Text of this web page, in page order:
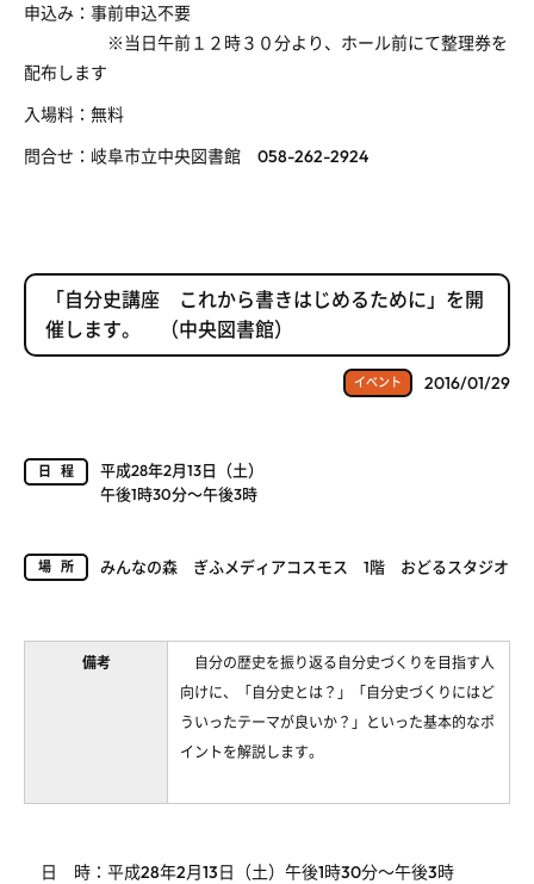
申込み：事前申込不要
※当日午前１２時３０分より、ホール前にて整理券を
配布します
入場料：無料
問合せ：岐阜市立中央図書館 058-262-2924
「自分史講座 これから書きはじめるために」を開
催します。 （中央図書館）
イベント 2016/01/29
日程
平成28年2月13日（土）
午後1時30分～午後3時
場所 みんなの森 ぎふメディアコスモス 1階 おどるスタジオ
備考
自分の歴史を振り返る自分史づくりを目指す人
向けに、「自分史とは？」「自分史づくりにはど
ういったテーマが良いか？」といった基本的なポ
イントを解説します。
日 時：平成28年2月13日（土）午後1時30分～午後3時